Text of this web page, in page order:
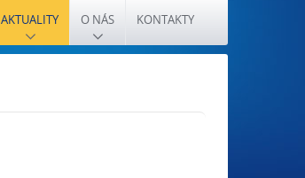
AKTUALITY O NÁS KONTAKTY